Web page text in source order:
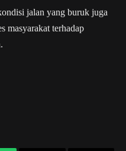
jalan yang buruk juga
masyarakat terhadap